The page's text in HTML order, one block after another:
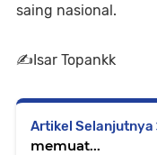
saing nasional.
✍️Isar Topankk
Artikel Selanjutnya
memuat...